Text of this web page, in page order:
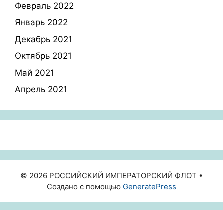
Февраль 2022
Январь 2022
Декабрь 2021
Октябрь 2021
Май 2021
Апрель 2021
© 2026 РОССИЙСКИЙ ИМПЕРАТОРСКИЙ ФЛОТ •
Создано с помощью GeneratePress